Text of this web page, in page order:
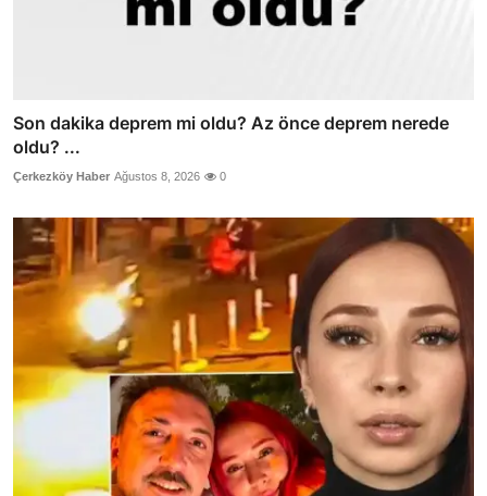
Son dakika deprem mi oldu? Az önce deprem nerede
oldu? ...
Çerkezköy Haber Ağustos 8, 2026 0